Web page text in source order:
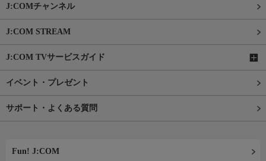
J:COMチャンネル
J:COM STREAM
J:COM TVサービスガイド
イベント・プレゼント
サポート・よくある質問
Fun! J:COM